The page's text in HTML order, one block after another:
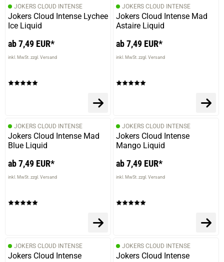
JOKERS CLOUD INTENSE
Jokers Cloud Intense Lychee
Ice Liquid
ab 7,49 EUR*
inkl. MwSt. zzgl. Versand
JOKERS CLOUD INTENSE
Jokers Cloud Intense Mad
Astaire Liquid
ab 7,49 EUR*
inkl. MwSt. zzgl. Versand
JOKERS CLOUD INTENSE
Jokers Cloud Intense Mad
Blue Liquid
ab 7,49 EUR*
inkl. MwSt. zzgl. Versand
JOKERS CLOUD INTENSE
Jokers Cloud Intense
Mango Liquid
ab 7,49 EUR*
inkl. MwSt. zzgl. Versand
JOKERS CLOUD INTENSE
Jokers Cloud Intense
JOKERS CLOUD INTENSE
Jokers Cloud Intense